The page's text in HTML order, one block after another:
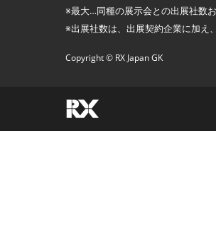
※最大…同種の展示会との出展社数
※出展社数は、出展契約企業に加え
Copyright © RX Japan GK